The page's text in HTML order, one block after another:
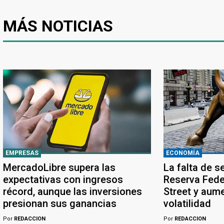
MÁS NOTICIAS
EMPRESAS
MercadoLibre supera las
expectativas con ingresos
récord, aunque las inversiones
presionan sus ganancias
Por REDACCION
ECONOMÍA
La falta de
Reserva
Street y
volatilidad
PorREDACCION